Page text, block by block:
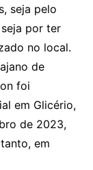
seja pelo
por ter
no local.
de
foi
em Glicério,
de 2023,
em